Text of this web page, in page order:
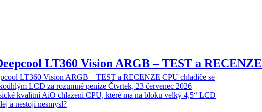
LT360 Vision ARGB – TEST a RECENZE
LT360 Vision ARGB – TEST a RECENZE CPU chladiče se
LCD za rozumné peníze Čtvrtek, 23 červenec 2026
kvalitní AiO chlazení CPU, které ma na bloku velký 4,5“ LCD
a nestojí nesmysl?